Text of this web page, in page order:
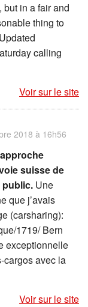
in a fair and
thing to
calling
Voir sur le site
2018 à 16h56
suisse de
public. Une
que j’avais
(carsharing):
1719/ Bern
exceptionnelle
cargos avec la
Voir sur le site